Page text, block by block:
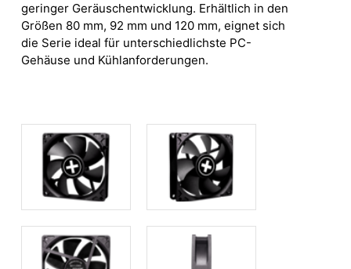
geringer Geräuschentwicklung. Erhältlich in den
Größen 80 mm, 92 mm und 120 mm, eignet sich
die Serie ideal für unterschiedlichste PC-
Gehäuse und Kühlanforderungen.